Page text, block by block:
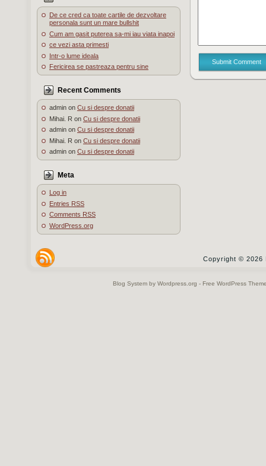
De ce cred ca toate cartile de dezvoltare
personala sunt un mare bullshit
Cum am gasit puterea sa-mi iau viata inapoi
ce vezi asta primesti
Intr-o lume ideala
Fericirea se pastreaza pentru sine
Recent Comments
admin on Cu si despre donatii
Mihai. R on Cu si despre donatii
admin on Cu si despre donatii
Mihai. R on Cu si despre donatii
admin on Cu si despre donatii
Meta
Log in
Entries RSS
Comments RSS
WordPress.org
Submit Comment
Copyright © 2026
Blog System by Wordpress.org - Free WordPress